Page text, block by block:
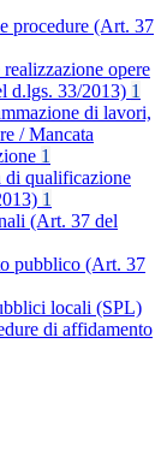
procedure (Art. 37
opere
d.lgs. 33/2013) 1
di lavori,
/ Mancata
1
di qualificazione
1
(Art. 37 del
pubblico (Art. 37
locali (SPL)
di affidamento